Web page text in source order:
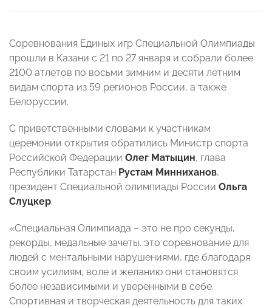
Соревнования Единых игр Специальной Олимпиады
прошли в Казани с 21 по 27 января и собрали более
2100 атлетов по восьми зимним и десяти летним
видам спорта из 59 регионов России, а также
Белоруссии.
С приветственными словами к участникам
церемонии открытия обратились Министр спорта
Российской Федерации Олег Матыцин, глава
Республики Татарстан Рустам Минниханов,
президент Специальной олимпиады России Ольга
Слуцкер.
«Специальная Олимпиада – это не про секунды,
рекорды, медальные зачеты. это соревнование для
людей с ментальными нарушениями, где благодаря
своим усилиям, воле и желанию они становятся
более независимыми и уверенными в себе.
Спортивная и творческая деятельность для таких